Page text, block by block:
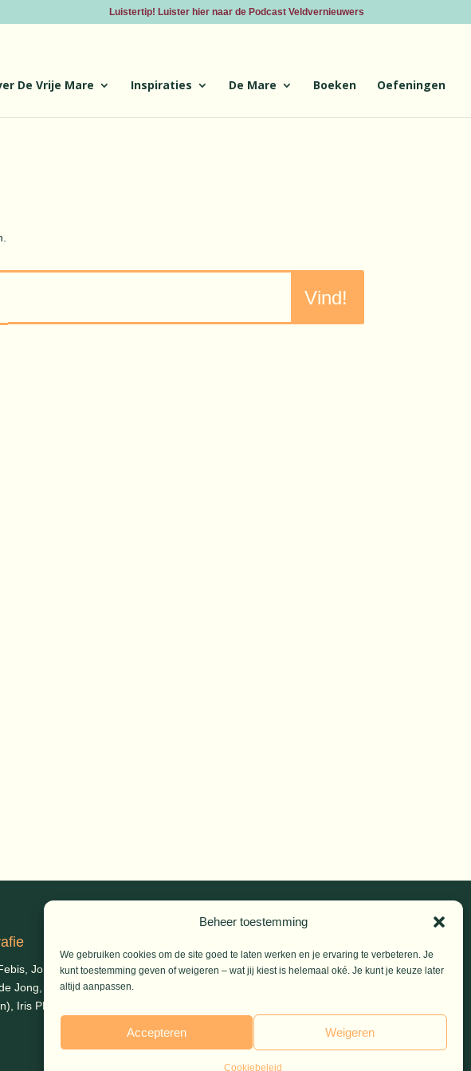
Beheer toestemming
We gebruiken cookies om de site goed te laten werken en je ervaring te verbeteren. Je
kunt toestemming geven of weigeren – wat jij kiest is helemaal oké. Je kunt je keuze later
altijd aanpassen.
Accepteren Weigeren
Cookiebeleid
Luistertip! Luister hier naar de Podcast Veldvernieuwers
De Vrije Mare Inspiraties De Mare Boeken Oefeningen
Johanna Koelman,
Jong,
Aart Blom
Iris Planting (Marieke)